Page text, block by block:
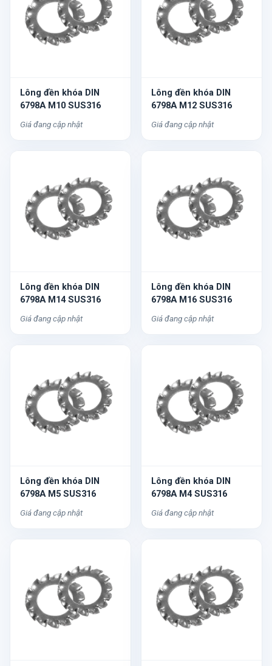
Lông đền khóa DIN
6798A M10 SUS316
Giá đang cập nhật
Lông đền khóa DIN
6798A M12 SUS316
Giá đang cập nhật
Lông đền khóa DIN
6798A M14 SUS316
Giá đang cập nhật
Lông đền khóa DIN
6798A M16 SUS316
Giá đang cập nhật
Lông đền khóa DIN
6798A M5 SUS316
Giá đang cập nhật
Lông đền khóa DIN
6798A M4 SUS316
Giá đang cập nhật